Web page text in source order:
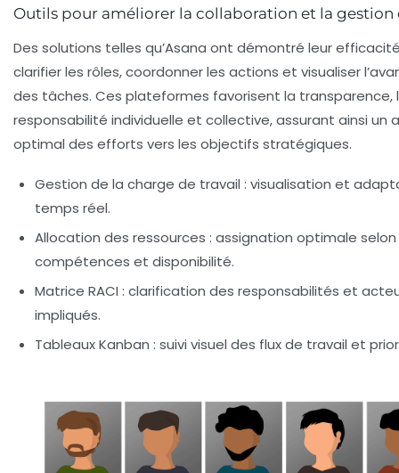
Outils pour améliorer la collaboration et la gestion
Des solutions telles qu’Asana ont démontré leur
clarifier les rôles, coordonner les actions et visualiser
des tâches. Ces plateformes favorisent la transparence,
responsabilité individuelle et collective, assurant ainsi un
optimal des efforts vers les objectifs stratégiques.
Gestion de la charge de travail : visualisation et
temps réel.
Allocation des ressources : assignation optimale selon
compétences et disponibilité.
Matrice RACI : clarification des responsabilités et
impliqués.
Tableaux Kanban : suivi visuel des flux de travail et